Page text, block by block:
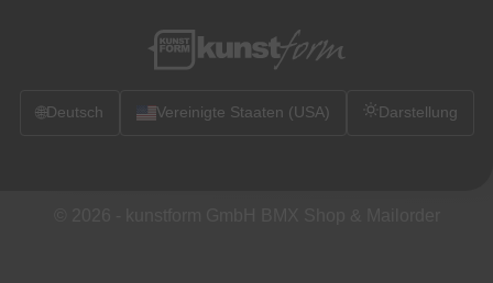
🌐Deutsch Vereinigte Staaten (USA) Darstellung